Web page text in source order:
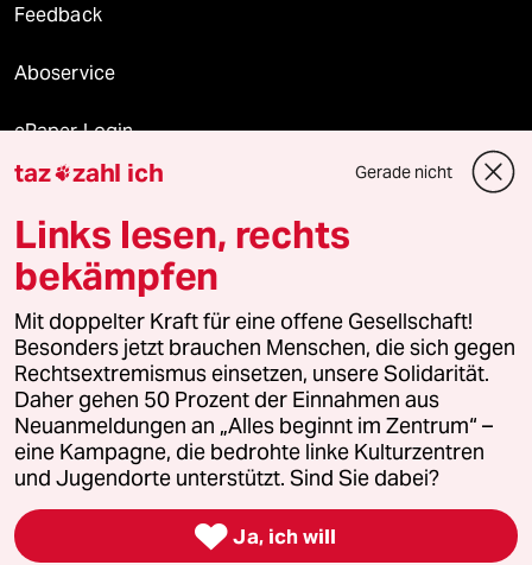
Feedback
Aboservice
ePaper Login
Downloads für Abonnierende
© 2026 taz Verlags und Vertriebs GmbH
Alle Rechte vorbehalten. Bei rechtlichen Fragen oder für Genehmigungen
wenden Sie sich bitte an
lizenzen@taz.de
Feedback Redaktionsstatut Kommune-Richtlinien
Leitlinie Informant Datenschutz Impressum AGB
Seitenwende Einwilligungen widerrufen (Ads)
taz zahl ich Gerade nicht
Links lesen, rechts
bekämpfen
Mit doppelter Kraft für eine offene Gesellschaft!
Besonders jetzt brauchen Menschen, die sich gegen
Rechtsextremismus einsetzen, unsere Solidarität.
Daher gehen 50 Prozent der Einnahmen aus
Neuanmeldungen an „Alles beginnt im Zentrum“ –
eine Kampagne, die bedrohte linke Kulturzentren
und Jugendorte unterstützt. Sind Sie dabei?
 Ja, ich will